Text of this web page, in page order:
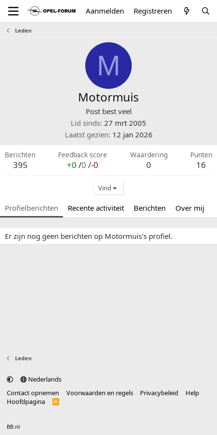
Aanmelden Registreren
Leden
M
Motormuis
Post best veel
Lid sinds 27 mrt 2005
Laatst gezien 12 jan 2026
Berichten
395
Feedback score
+0 /0 /-0
Waardering
0
Punten
16
Vind
Profielberichten Recente activiteit Berichten Over mij
Er zijn nog geen berichten op Motormuis's profiel.
Leden
Nederlands
Contact opnemen
Voorwaarden en regels Privacybeleid
Help
Hoofdpagina
R
BB.nl